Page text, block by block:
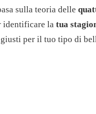
sulla teoria delle
identificare la tua
per il tuo tipo di